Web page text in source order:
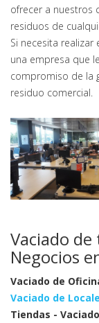
ofrecer a nuestros
residuos de
Si necesita
una empresa que
compromiso de la
residuo comercial.
Vaciado
Negocios
Vaciado de
Vaciado de
Tiendas -